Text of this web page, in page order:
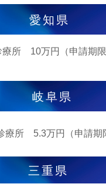
愛知県
療所 10万円（申請期
岐阜県
療所 5.3万円（申請
三重県